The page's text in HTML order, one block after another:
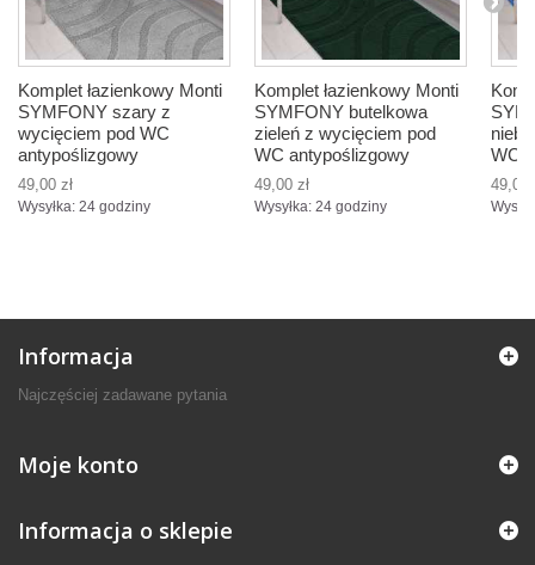
Komplet łazienkowy Monti
SYMFONY szary z
wycięciem pod WC
antypoślizgowy
49,00 zł
Wysyłka: 24 godziny
Komplet łazienkowy Monti
SYMFONY butelkowa
zieleń z wycięciem pod
WC antypoślizgowy
49,00 zł
Wysyłka: 24 godziny
WC
49,00
Informacja
Najczęściej zadawane pytania
Moje konto
Informacja o sklepie